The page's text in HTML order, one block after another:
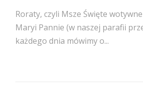
Roraty, czyli Msze Święte
Maryi Pannie (w naszej parafii
każdego dnia mówimy o...